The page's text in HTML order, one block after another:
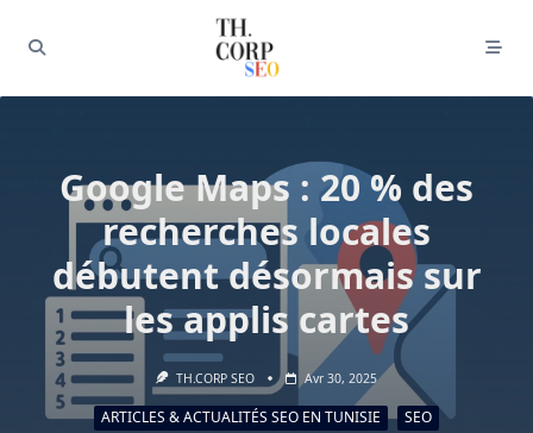
Google Maps : 20 % des
recherches locales
débutent désormais sur
les applis cartes
TH.CORP SEO Avr 30, 2025
ARTICLES & ACTUALITÉS SEO EN TUNISIE SEO